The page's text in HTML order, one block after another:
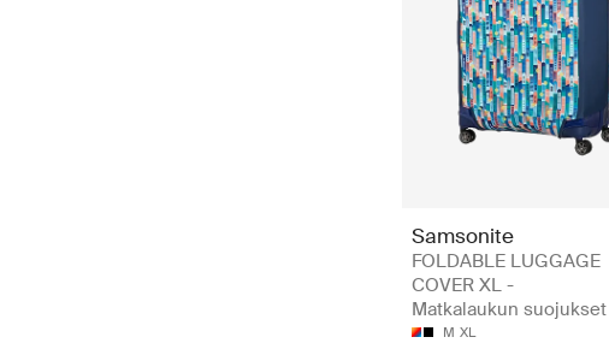
Samsonite
FOLDABLE LUGGAGE
COVER XL -
Matkalaukun suojukset
M XL